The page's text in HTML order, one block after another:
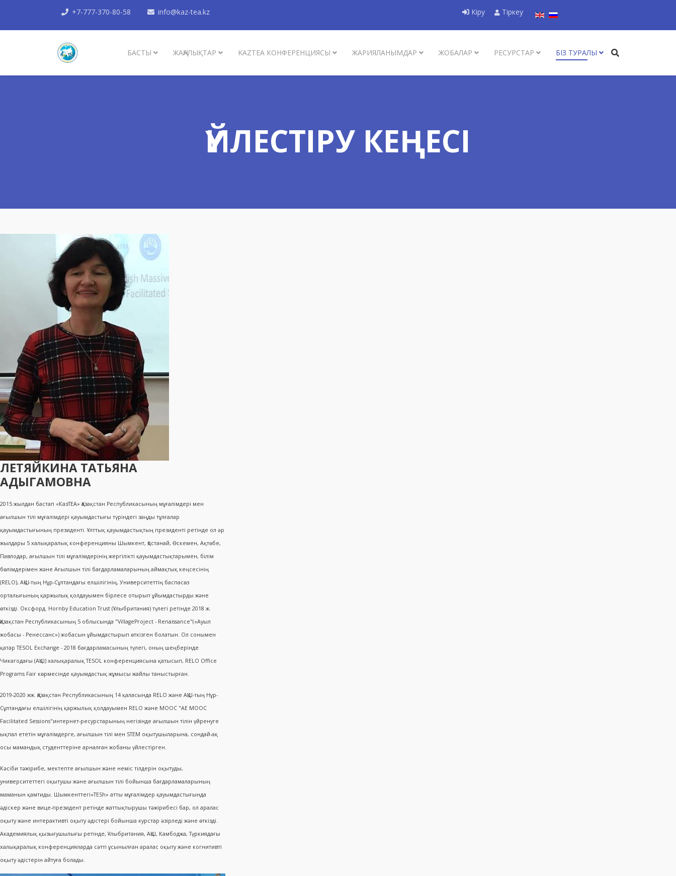
+7-777-370-80-58 info@kaz-tea.kz Кіру Тіркеу Тіліңізді таңдаңыз
БАСТЫ ЖАҢАЛЫҚТАР KAZTEA КОНФЕРЕНЦИЯСЫ ЖАРИЯЛАНЫМДАР ЖОБАЛАР РЕСУРСТАР БІЗ ТУРАЛЫ
ҮЙЛЕСТІРУ КЕҢЕСІ
ЛЕТЯЙКИНА ТАТЬЯНА
АДЫГАМОВНА
2015 жылдан бастап «КазТEА» Қазақстан Республикасының мұғалімдері мен
ағылшын тілі мұғалімдері қауымдастығы түріндегі заңды тұлғалар
қауымдастығының президенті. Ұлттық қауымдастықтың президенті ретінде ол әр
жылдары 5 халықаралық конференцияны Шымкент, Қостанай, Өскемен, Ақтөбе,
Павлодар, ағылшын тілі мұғалімдерінің жергілікті қауымдастықтарымен, білім
бөлімдерімен және Ағылшын тілі бағдарламаларының аймақтық кеңсесінің
(RELO), АҚШ-тың Нұр-Сұлтандағы елшілігінің, Университеттің баспасөз
орталығының қаржылық қолдауымен бірлесе отырып ұйымдастырды және
өткізді. Оксфорд. Hornby Education Trust (Ұлыбритания) түлегі ретінде 2018 ж.
Қазақстан Республикасының 5 облысында "VillageProject - Renaissance"(«Ауыл
жобасы - Ренессанс») жобасын ұйымдастырып өткізген болатын. Ол сонымен
қатар TESOL Exchange - 2018 бағдарламасының түлегі, оның шеңберінде
Чикагодағы (АҚШ) халықаралық TESOL конференциясына қатысып, RELO Office
Programs Fair көрмесінде қауымдастық жұмысы жайлы таныстырған.
2019-2020 жж. Қазақстан Республикасының 14 қаласында RELO және АҚШ-тың Нұр-
Сұлтандағы елшілігінің қаржылық қолдауымен RELO және МООС "AE MOOC
Facilitated Sessions"интернет-ресурстарының негізінде ағылшын тілін үйренуге
ықпал ететін мұғалімдерге, ағылшын тілі мен STEM оқытушыларына, сондай-ақ
осы мамандық студенттеріне арналған жобаны үйлестірген.
Кәсіби тәжірибе, мектепте ағылшын және неміс тілдерін оқытуды,
университеттегі оқытушы және ағылшын тілі бойынша бағдарламаларының
маманын қамтиды. Шымкенттегі«TESh» атты мұғалімдер қауымдастығында
әдіскер және вице-президент ретінде жаттықтырушы тәжірибесі бар, ол аралас
оқыту және интерактивті оқыту әдістері бойынша курстар әзірледі және өткізді.
Академиялық қызығушылығы ретінде, Ұлыбритания, АҚШ, Камбоджа, Түркиядағы
халықаралық конференцияларда сәтті ұсынылған аралас оқыту және когнитивті
оқыту әдістерін айтуға болады.